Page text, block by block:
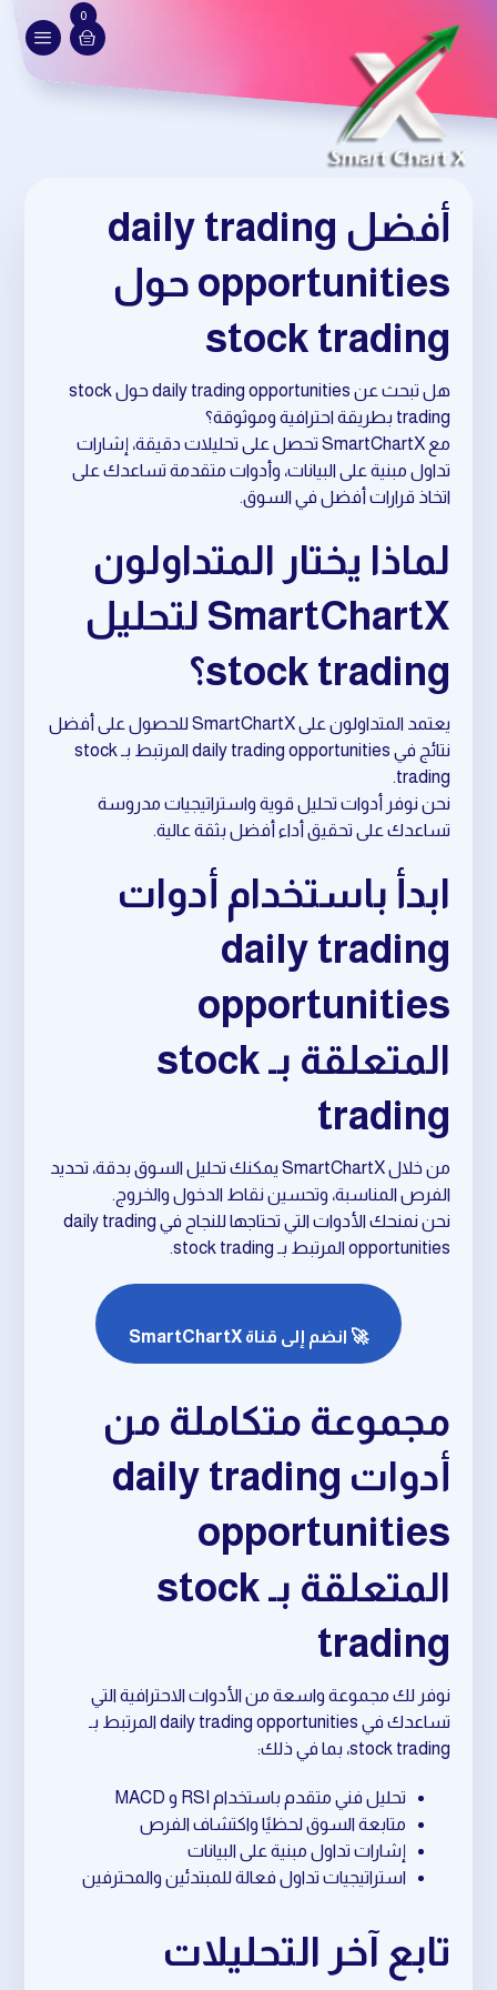
0
أفضل daily trading
opportunities حول
stock trading
هل تبحث عن daily trading opportunities حول stock
trading بطريقة احترافية وموثوقة؟
مع SmartChartX تحصل على تحليلات دقيقة، إشارات
تداول مبنية على البيانات، وأدوات متقدمة تساعدك على
اتخاذ قرارات أفضل في السوق.
لماذا يختار المتداولون
SmartChartX لتحليل
stock trading؟
يعتمد المتداولون على SmartChartX للحصول على أفضل
نتائج في daily trading opportunities المرتبط بـ stock
trading.
نحن نوفر أدوات تحليل قوية واستراتيجيات مدروسة
تساعدك على تحقيق أداء أفضل بثقة عالية.
ابدأ باستخدام أدوات
daily trading
opportunities
المتعلقة بـ stock
trading
من خلال SmartChartX يمكنك تحليل السوق بدقة، تحديد
الفرص المناسبة، وتحسين نقاط الدخول والخروج.
نحن نمنحك الأدوات التي تحتاجها للنجاح في daily trading
opportunities المرتبط بـ stock trading.
🚀 انضم إلى قناة SmartChartX
مجموعة متكاملة من
أدوات daily trading
opportunities
المتعلقة بـ stock
trading
نوفر لك مجموعة واسعة من الأدوات الاحترافية التي
تساعدك في daily trading opportunities المرتبط بـ
stock trading، بما في ذلك:
تحليل فني متقدم باستخدام RSI و MACD
متابعة السوق لحظيًا واكتشاف الفرص
إشارات تداول مبنية على البيانات
استراتيجيات تداول فعالة للمبتدئين والمحترفين
تابع آخر التحليلات